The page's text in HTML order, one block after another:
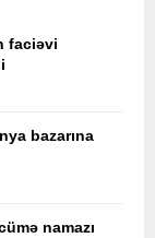
faciəvi
bazarına
namazı